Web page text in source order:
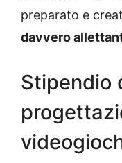
preparato e
davvero
Stipendio